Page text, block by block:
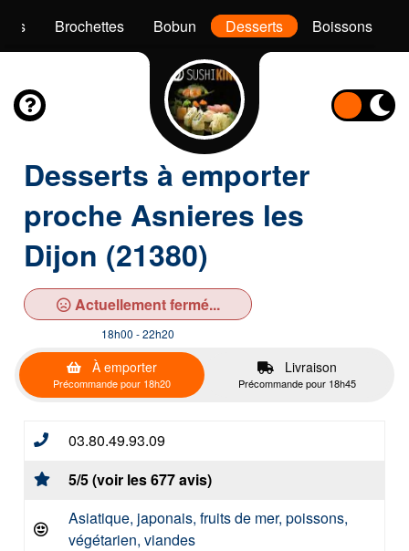
Brochettes Bobun Desserts Boissons
Desserts à emporter
proche Asnieres les
Dijon (21380)
Actuellement fermé...
18h00 - 22h20
À emporter
Précommande pour 18h20
Livraison
Précommande pour 18h45
03.80.49.93.09
5/5 (voir les 677 avis)
Asiatique, japonais, fruits de mer, poissons,
végétarien, viandes